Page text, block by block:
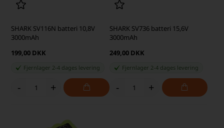
SHARK SV116N batteri 10,8V
3000mAh
199,00 DKK
Fjernlager 2-4 dages levering
- +
SHARK SV736 batteri 15,6V
3000mAh
249,00 DKK
Fjernlager 2-4 dages levering
- +